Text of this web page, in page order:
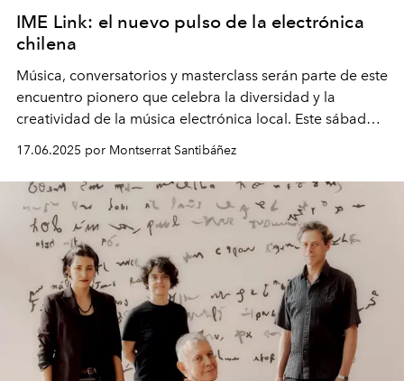
IME Link: el nuevo pulso de la electrónica
chilena
Música, conversatorios y masterclass serán parte de este
encuentro pionero que celebra la diversidad y la
creatividad de la música electrónica local. Este sábado
17.06.2025 por Montserrat Santibáñez